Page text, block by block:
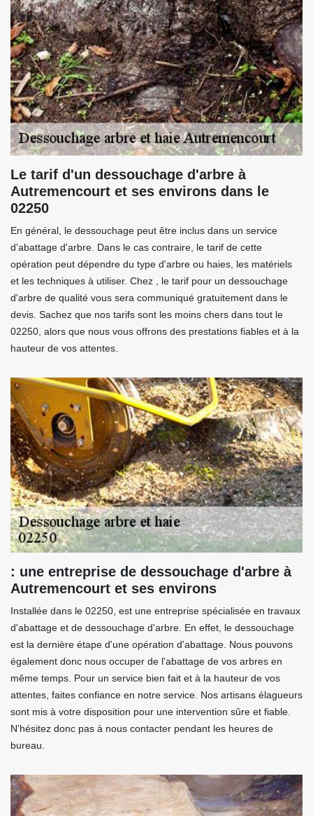
Le tarif d'un dessouchage d'arbre à
Autremencourt et ses environs dans le
02250
En général, le dessouchage peut être inclus dans un service
d'abattage d'arbre. Dans le cas contraire, le tarif de cette
opération peut dépendre du type d'arbre ou haies, les matériels
et les techniques à utiliser. Chez , le tarif pour un dessouchage
d'arbre de qualité vous sera communiqué gratuitement dans le
devis. Sachez que nos tarifs sont les moins chers dans tout le
02250, alors que nous vous offrons des prestations fiables et à la
hauteur de vos attentes.
: une entreprise de dessouchage d'arbre à
Autremencourt et ses environs
Installée dans le 02250, est une entreprise spécialisée en travaux
d'abattage et de dessouchage d'arbre. En effet, le dessouchage
est la dernière étape d'une opération d'abattage. Nous pouvons
également donc nous occuper de l'abattage de vos arbres en
même temps. Pour un service bien fait et à la hauteur de vos
attentes, faites confiance en notre service. Nos artisans élagueurs
sont mis à votre disposition pour une intervention sûre et fiable.
N'hésitez donc pas à nous contacter pendant les heures de
bureau.